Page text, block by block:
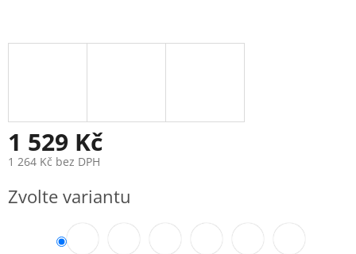
1 529 Kč
1 264 Kč bez DPH
cena:
Zvolte variantu